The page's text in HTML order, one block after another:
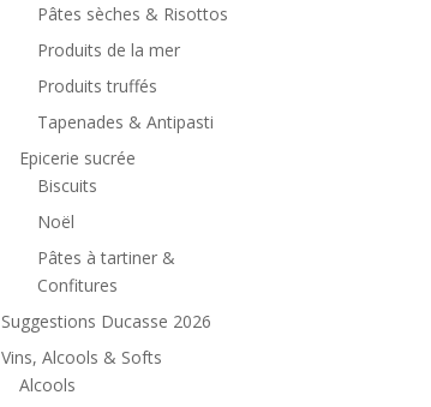
Pâtes sèches & Risottos
Produits de la mer
Produits truffés
Tapenades & Antipasti
Epicerie sucrée
Biscuits
Noël
Pâtes à tartiner &
Confitures
Suggestions Ducasse 2026
Vins, Alcools & Softs
Alcools